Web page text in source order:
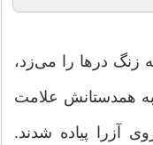
زنگ درها را می‌زد،
همدستانش علامت
آزرا پیاده شدند.